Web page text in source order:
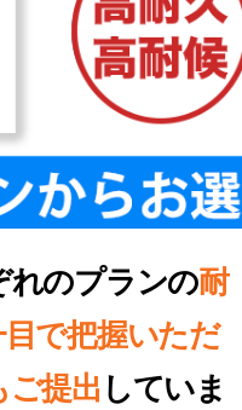
れのプランの耐
で把握いただ
提出していま